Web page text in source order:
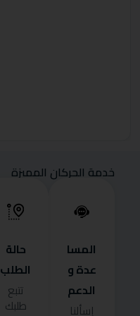
خدمة الحركان المميزة
المسا
عدة و
الدعم
إسألنا
حالة
الطلب
تتبع
طلبك